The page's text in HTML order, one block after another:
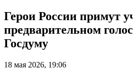
Герои России примут
предварительном
Госдуму
18 мая 2026, 19:06